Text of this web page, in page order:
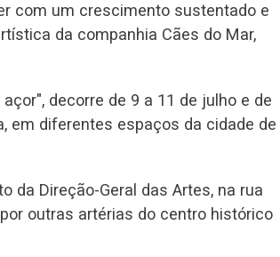
com um crescimento sustentado e
da companhia Cães do Mar,
decorre de 9 a 11 de julho e de
em diferentes espaços da cidade de
da Direção-Geral das Artes, na rua
outras artérias do centro histórico